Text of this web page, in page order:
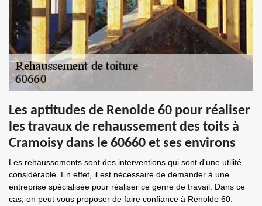
Les aptitudes de Renolde 60 pour réaliser
les travaux de rehaussement des toits à
Cramoisy dans le 60660 et ses environs
Les rehaussements sont des interventions qui sont d'une utilité
considérable. En effet, il est nécessaire de demander à une
entreprise spécialisée pour réaliser ce genre de travail. Dans ce
cas, on peut vous proposer de faire confiance à Renolde 60.